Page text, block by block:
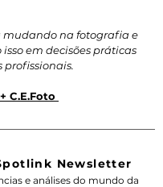
mudando na fotografia e
em decisões práticas
profissionais.
C.E.Foto
Newsletter
e análises do mundo da